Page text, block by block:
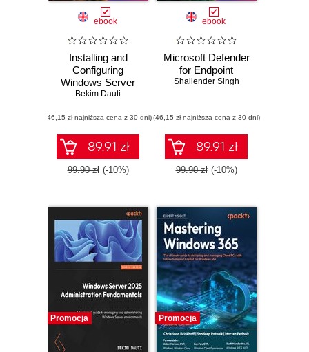
ebook
Installing and
Configuring
Windows Server
2025
Bekim Dauti
(46,15 zł najniższa cena z 30 dni)
89.91 zł
99.90 zł (-10%)
ebook
Microsoft Defender
for Endpoint
Shailender Singh
(46,15 zł najniższa cena z 30 dni)
89.91 zł
99.90 zł (-10%)
Promocja Promocja